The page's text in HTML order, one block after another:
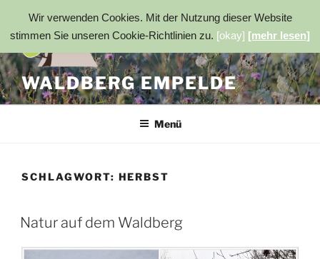
springen
WALDBERG EMPELDE
Menü
SCHLAGWORT: HERBST
Natur auf dem Waldberg
Wir verwenden Cookies. Mit der Nutzung dieser Website
stimmen Sie unseren Cookie-Richtlinien zu. [okay] [mehr lesen]